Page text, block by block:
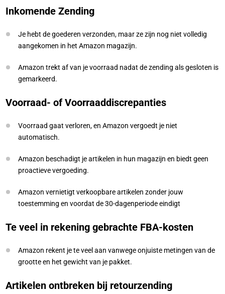
Inkomende Zending
Je hebt de goederen verzonden, maar ze zijn nog niet volledig
aangekomen in het Amazon magazijn.
Amazon trekt af van je voorraad nadat de zending als gesloten is
gemarkeerd.
Voorraad- of Voorraaddiscrepanties
Voorraad gaat verloren, en Amazon vergoedt je niet
automatisch.
Amazon beschadigt je artikelen in hun magazijn en biedt geen
proactieve vergoeding.
Amazon vernietigt verkoopbare artikelen zonder jouw
toestemming en voordat de 30-dagenperiode eindigt
Te veel in rekening gebrachte FBA-kosten
Amazon rekent je te veel aan vanwege onjuiste metingen van de
grootte en het gewicht van je pakket.
Artikelen ontbreken bij retourzending